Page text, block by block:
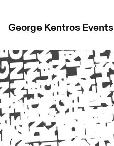
George KentrosEvents